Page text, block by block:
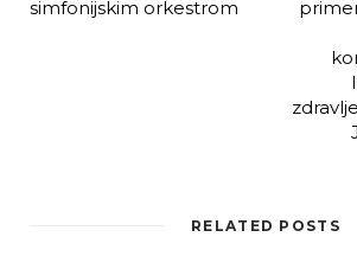
simfonijskim orkestrom
RELATED POSTS